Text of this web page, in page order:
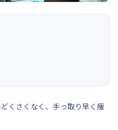
くさくなく、手っ取り早く痩